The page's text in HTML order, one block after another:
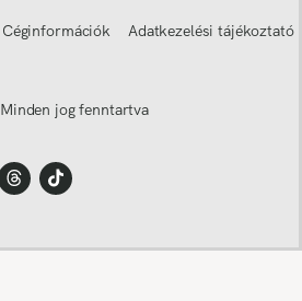
Céginformációk Adatkezelési tájékoztató
Minden jog fenntartva